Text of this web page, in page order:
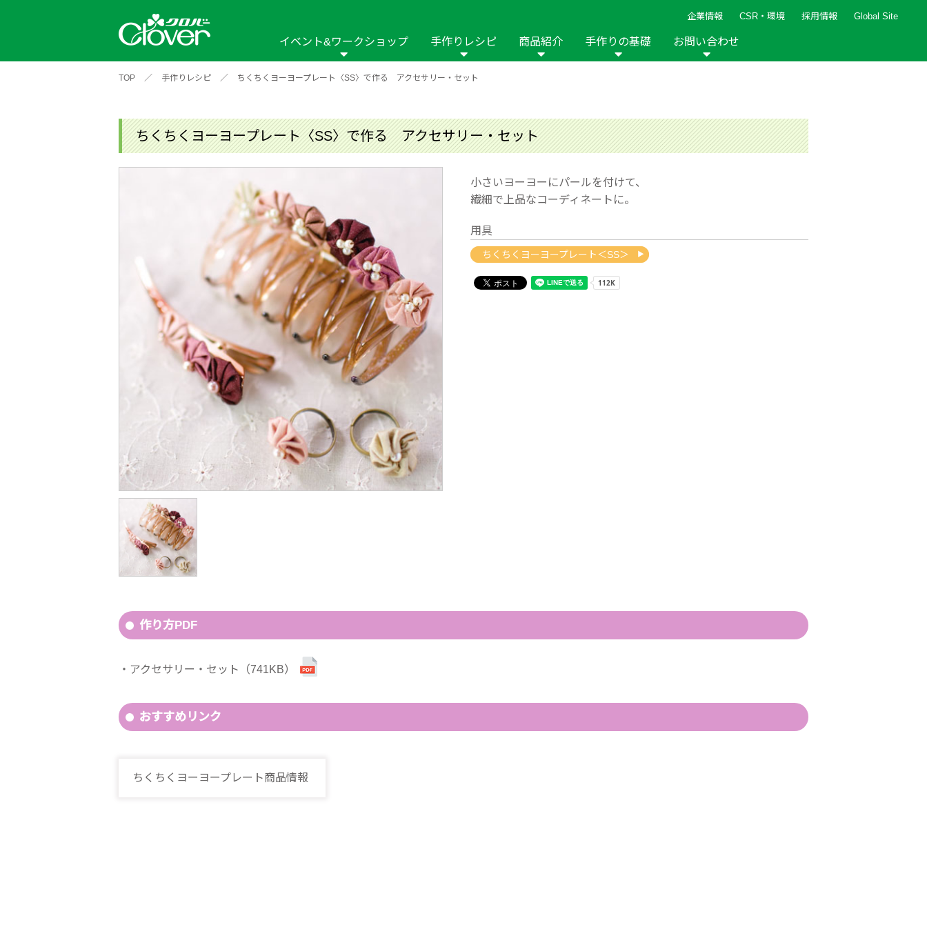
企業情報 CSR・環境 採用情報 Global Site
イベント&ワークショップ
ワークショップ
イベントレポート
2020年 2019年 2018年 2017年 2016年 2015年 2014年 2013年
手作りレシピ
アイテムから探す ソーイング パッチワーク・キルト
布の手芸
羊毛の手芸 刺しゅう
編み物 インテリア
その他
人気レシピ
商品紹介
新商品一覧 縫い針 ソーイング用品 はさみ ソーメニュ パッチワーク・キルト 手芸用品 編み針
編み物用品 インテリア 補修用品 ホビー材料・キット 作品本 おなまえつけグッズ ペーパークラフト
クロバーモチーフ ポルトボヌール
手作りの基礎 お問い合わせ
TOP ／ 手作りレシピ ／ ちくちくヨーヨープレート〈SS〉で作る アクセサリー・セット
ちくちくヨーヨープレート〈SS〉で作る アクセサリー・セット
小さいヨーヨーにパールを付けて、
繊細で上品なコーディネートに。
用具
ちくちくヨーヨープレート＜SS＞
作り方PDF
アクセサリー・セット（741KB）
おすすめリンク
ちくちくヨーヨープレート商品情報